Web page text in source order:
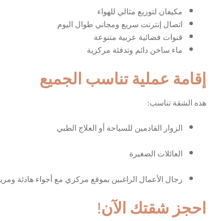
مكيفان لتوزيع مثالي للهواء
اتصال إنترنت سريع ومجاني طوال اليوم
قنوات فضائية عربية متنوعة
ماء ساخن دائم وتدفئة مركزية
إقامة عملية تناسب الجميع
هذه الشقة تناسب:
الزوار القادمين للسياحة أو العلاج الطبي
العائلات الصغيرة
رجال الأعمال الراغبين بموقع مركزي مع أجواء هادئة
احجز شقتك الآن!